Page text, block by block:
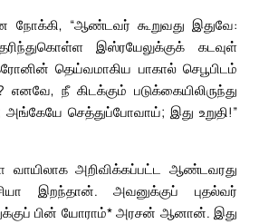
“ஆண்டவர் கூறுவது இதுவே:
இஸ்ரயேலுக்குக் கடவுள்
தெய்வமாகிய பாகால் செபூபிடம்
நீ கிடக்கும் படுக்கையிலிருந்து
அங்கேயே செத்துப்போவாய்; இது உறுதி!”
வாயிலாக அறிவிக்கப்பட்ட ஆண்டவரது
இறந்தான். அவனுக்குப் புதல்வர்
பின் யோராம்* அரசன் ஆனான். இது